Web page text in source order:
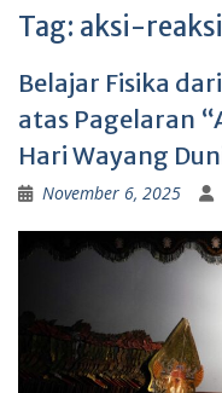
Tag: aksi-
Belajar Fisika
atas Pagelaran
Hari Wayang
November 6, 2025